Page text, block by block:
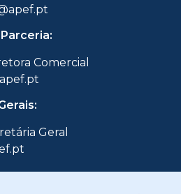
Comercial
Geral